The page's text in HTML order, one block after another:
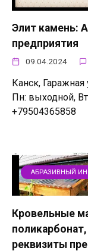
Элит камень:
предприятия
09.04.2024
Канск, Гаражная
Пн: выходной,
+79504365858
АБРАЗИВНЫЙ
Кровельные
реквизиты